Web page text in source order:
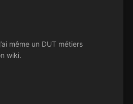
même un DUT métiers
wiki.